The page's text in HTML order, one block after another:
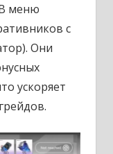
меню
с
Они
ускоряет